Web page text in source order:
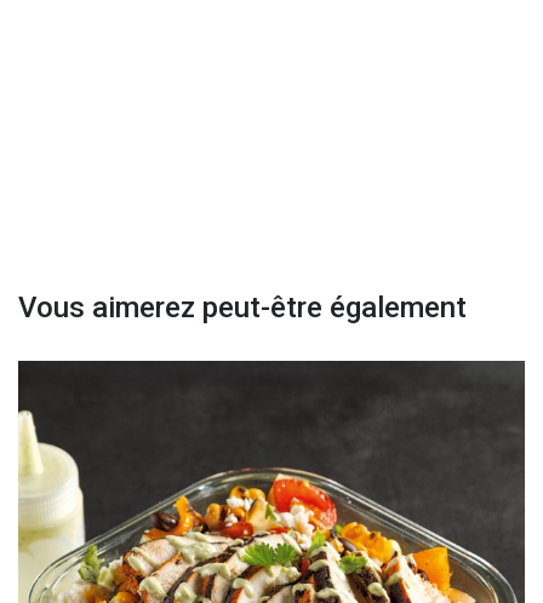
Vous aimerez peut-être également